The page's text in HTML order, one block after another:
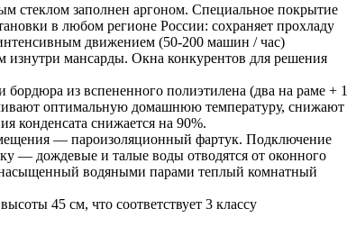
стеклом заполнен аргоном. Специальное покрытие
в любом регионе России: сохраняет прохладу
интенсивным движением (50-200 машин / час)
изнутри мансарды. Окна конкурентов для решения
из вспененного полиэтилена (два на раме + 1
оптимальную домашнюю температуру, снижают
конденсата снижается на 90%.
— пароизоляционный фартук. Подключение
— дождевые и талые воды отводятся от оконного
насыщенный водяными парами теплый комнатный
45 см, что соответствует 3 классу